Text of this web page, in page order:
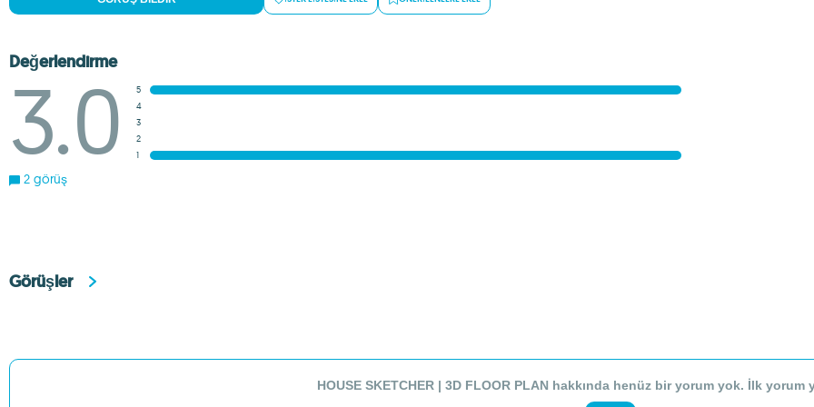
Değerlendirme
3.0
5
4
3
2
1
2 görüş
Görüşler
HOUSE SKETCHER | 3D FLOOR PLAN hakkında henüz bir yorum yok. İlk yorum